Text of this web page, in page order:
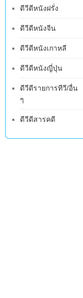
ดีวีดีหนังฝรั่ง
ดีวีดีหนังจีน
ดีวีดีหนังเกาหลี
ดีวีดีหนังญี่ปุ่น
ดีวีดีรายการทีวี/อื่น
ๆ
ดีวีดีสารคดี